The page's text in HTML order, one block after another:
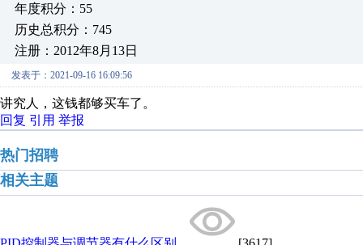
年度积分：55
历史总积分：745
注册：2012年8月13日
发表于：2021-09-16 16:09:56
讲究人，这钱都够买车了。
回复 引用 举报
热门招聘
相关主题